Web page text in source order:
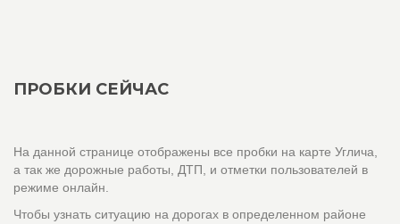
ПРОБКИ СЕЙЧАС
На данной странице отображены все пробки на карте Углича,
а так же дорожные работы, ДТП, и отметки пользователей в
режиме онлайн.
Чтобы узнать ситуацию на дорогах в определенном районе